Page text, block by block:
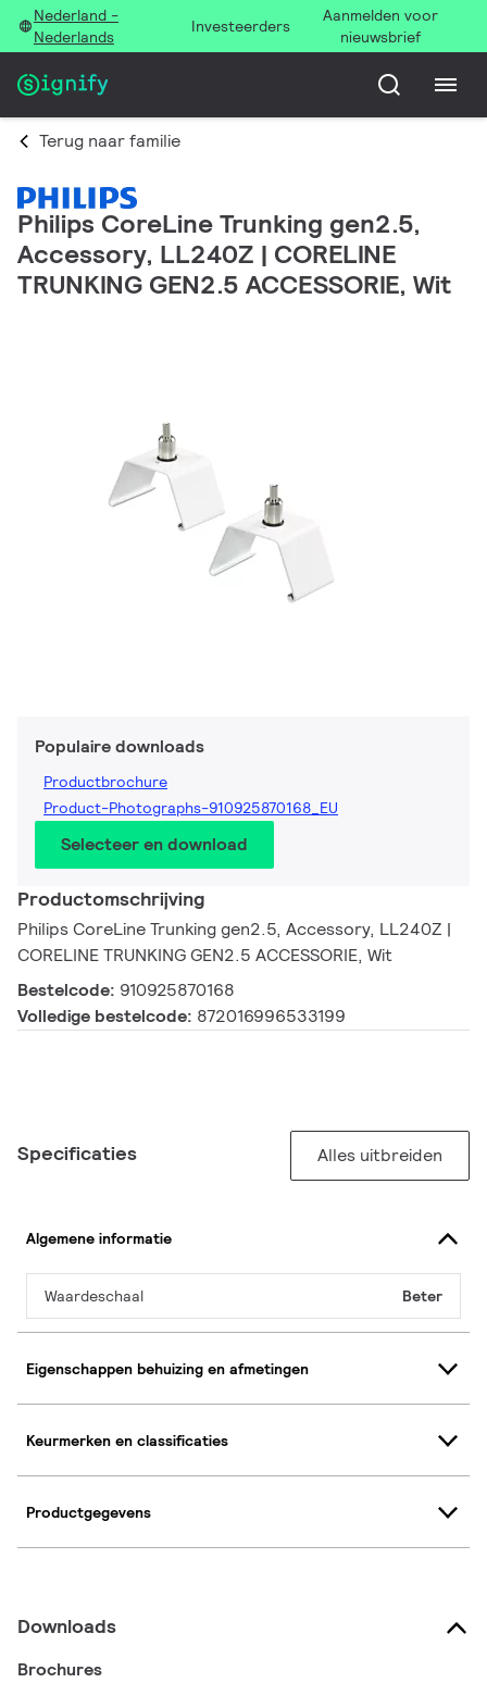
Nederland -
Nederlands
Investeerders
Aanmelden voor
nieuwsbrief
Terug naar familie
Philips CoreLine Trunking gen2.5,
Accessory, LL240Z | CORELINE
TRUNKING GEN2.5 ACCESSORIE, Wit
Populaire downloads
Productbrochure
Product-Photographs-910925870168_EU
Selecteer en download
Productomschrijving
Philips CoreLine Trunking gen2.5, Accessory, LL240Z |
CORELINE TRUNKING GEN2.5 ACCESSORIE, Wit
Bestelcode: 910925870168
Volledige bestelcode: 872016996533199
Specificaties Alles uitbreiden
Algemene informatie
Waardeschaal Beter
Eigenschappen behuizing en afmetingen
Keurmerken en classificaties
Productgegevens
Downloads
Brochures